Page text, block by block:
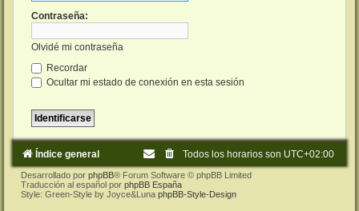
Contraseña:
Olvidé mi contraseña
Recordar
Ocultar mi estado de conexión en esta sesión
Índice general Todos los horarios son UTC+02:00
Desarrollado por phpBB® Forum Software © phpBB Limited
Traducción al español por phpBB España
Style: Green-Style by Joyce&Luna phpBB-Style-Design